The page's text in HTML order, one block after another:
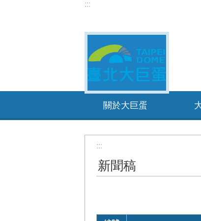
:::
關於大巨蛋
:::
新聞稿